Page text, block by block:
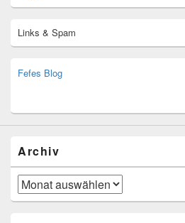
Links & Spam
Fefes Blog
Archiv
Archiv